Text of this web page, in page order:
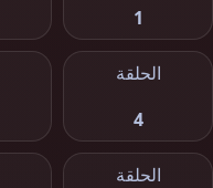
1
الحلقة
4
الحلقة